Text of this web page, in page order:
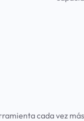
cada vez